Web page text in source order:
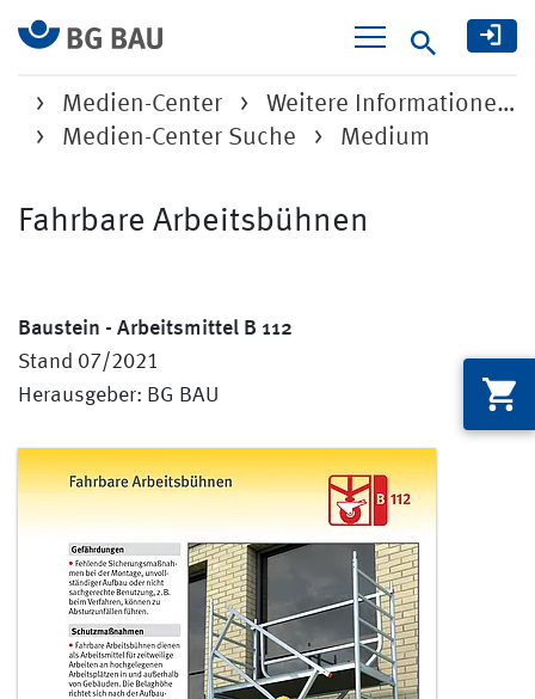
Suche
Medien-Center
Weitere Informatione…
Medien-Center Suche
Medium
Fahrbare Arbeitsbühnen
Baustein - Arbeitsmittel B 112
Stand 07/2021
Herausgeber: BG BAU